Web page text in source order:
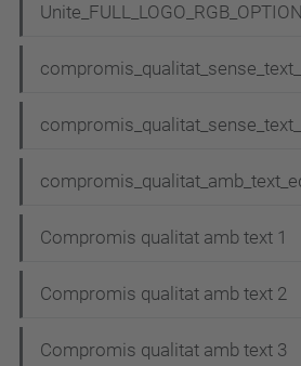
Compromis qualitat amb text 1
Compromis qualitat amb text 2
Compromis qualitat amb text 3